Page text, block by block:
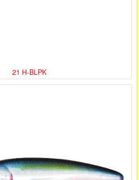
21 H-BLPK